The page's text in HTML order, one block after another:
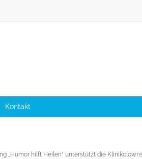
Kontakt
„Humor hilft Heilen“ unterstützt die